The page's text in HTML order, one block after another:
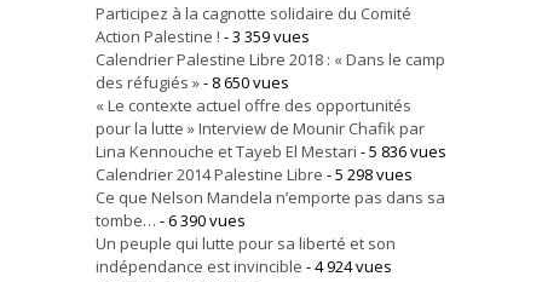
Participez à la cagnotte solidaire du Comité
Action Palestine ! - 3 359 vues
Calendrier Palestine Libre 2018 : « Dans le camp
des réfugiés »- 8 650 vues
« Le contexte actuel offre des opportunités
pour la lutte » Interview de Mounir Chafik par
Lina Kennouche et Tayeb El Mestari - 5 836 vues
Calendrier 2014 Palestine Libre - 5 298 vues
Ce que Nelson Mandela n’emporte pas dans sa
tombe… - 6 390 vues
Un peuple qui lutte pour sa liberté et son
indépendance est invincible - 4 924 vues